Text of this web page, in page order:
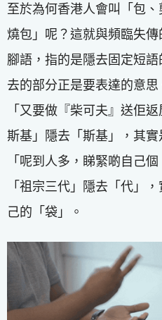
至於為何香港人會叫「包
燒包」呢？這就與頻臨失
腳語，指的是隱去固定短
去的部分正是要表達的意思
「又要做『柴可夫』送佢
斯基」隱去「斯基」，其實
「呢到人多，睇緊啲自己
「祖宗三代」隱去「代」
己的「袋」。